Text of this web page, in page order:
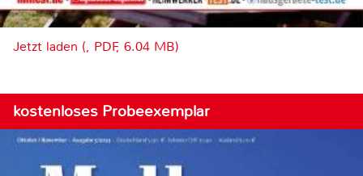
Jetzt laden (, PDF, 6.04 MB)
kostenloses Probeexemplar